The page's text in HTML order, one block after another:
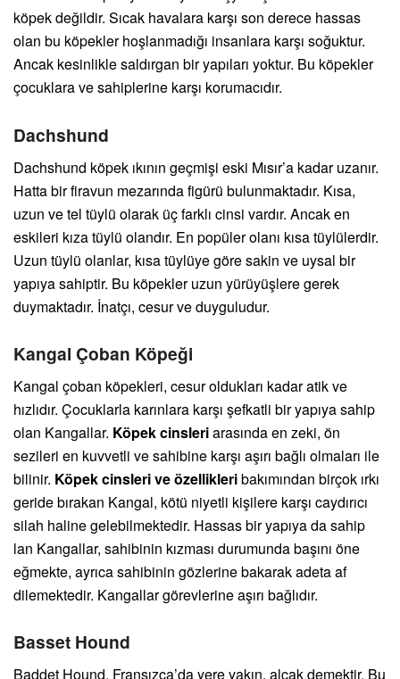
köpek değildir. Sıcak havalara karşı son derece hassas
olan bu köpekler hoşlanmadığı insanlara karşı soğuktur.
Ancak kesinlikle saldırgan bir yapıları yoktur. Bu köpekler
çocuklara ve sahiplerine karşı korumacıdır.
Dachshund
Dachshund köpek ıkının geçmişi eski Mısır’a kadar uzanır.
Hatta bir firavun mezarında figürü bulunmaktadır. Kısa,
uzun ve tel tüylü olarak üç farklı cinsi vardır. Ancak en
eskileri kıza tüylü olandır. En popüler olanı kısa tüylülerdir.
Uzun tüylü olanlar, kısa tüylüye göre sakin ve uysal bir
yapıya sahiptir. Bu köpekler uzun yürüyüşlere gerek
duymaktadır. İnatçı, cesur ve duyguludur.
Kangal Çoban Köpeği
Kangal çoban köpekleri, cesur oldukları kadar atik ve
hızlıdır. Çocuklarla karınlara karşı şefkatli bir yapıya sahip
olan Kangallar. Köpek cinsleriarasında en zeki, ön
sezileri en kuvvetli ve sahibine karşı aşırı bağlı olmaları ile
bilinir. Köpek cinsleri ve özellikleribakımından birçok ırkı
geride bırakan Kangal, kötü niyetli kişilere karşı caydırıcı
silah haline gelebilmektedir. Hassas bir yapıya da sahip
lan Kangallar, sahibinin kızması durumunda başını öne
eğmekte, ayrıca sahibinin gözlerine bakarak adeta af
dilemektedir. Kangallar görevlerine aşırı bağlıdır.
Basset Hound
Baddet Hound, Fransızca’da yere yakın, alçak demektir. Bu